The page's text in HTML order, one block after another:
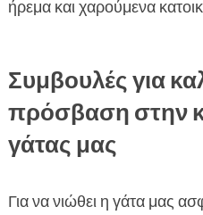
ήρεμα και χαρούμενα
Συμβουλές για
πρόσβαση στην
γάτας μας
Για να νιώθει η γάτα μας